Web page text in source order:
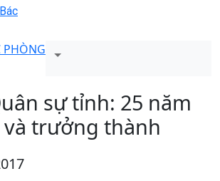
sự tỉnh: 25 năm
trưởng thành